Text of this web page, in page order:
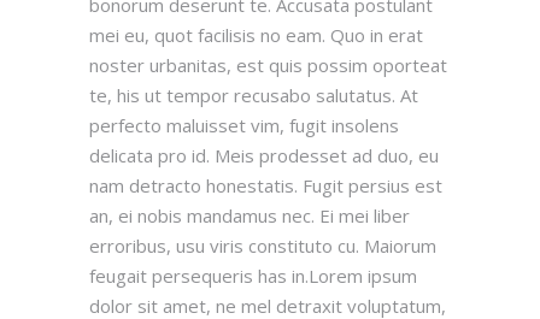
mei eu, quot facilisis no eam. Quo in erat
noster urbanitas, est quis possim oporteat
te, his ut tempor recusabo salutatus. At
perfecto maluisset vim, fugit insolens
delicata pro id. Meis prodesset ad duo, eu
nam detracto honestatis. Fugit persius est
an, ei nobis mandamus nec. Ei mei liber
erroribus, usu viris constituto cu. Maiorum
feugait persequeris has in.Lorem ipsum
dolor sit amet, ne mel detraxit voluptatum,